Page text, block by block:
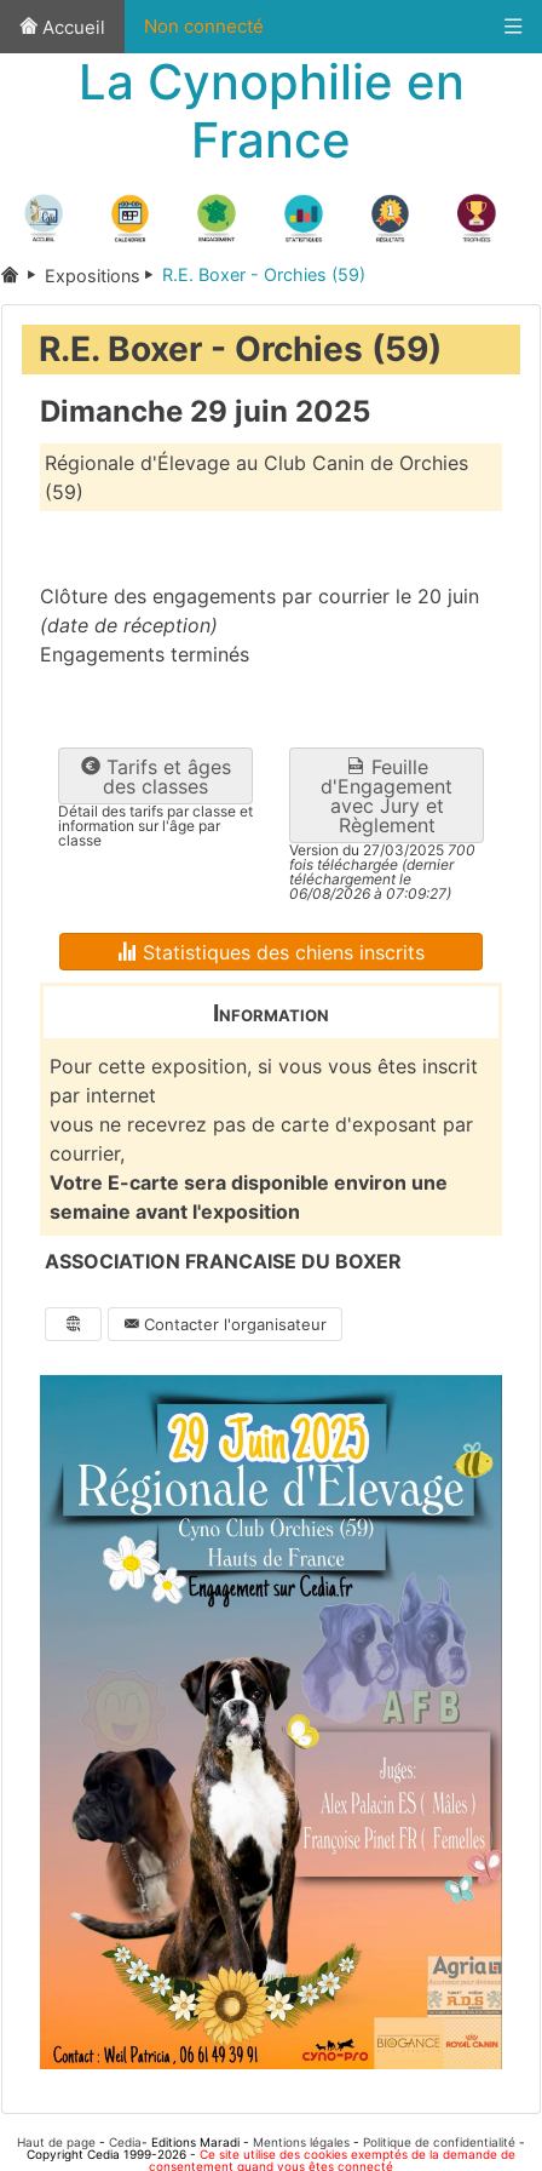
Accueil Non connecté
La Cynophilie en
France
Expositions R.E. Boxer - Orchies (59)
R.E. Boxer - Orchies (59)
Dimanche 29 juin 2025
Régionale d'Élevage au Club Canin de Orchies
(59)
Clôture des engagements par courrier le 20 juin
(date de réception)
Engagements terminés
Tarifs et âges
des classes
Détail des tarifs par classe et
information sur l'âge par
classe
Feuille
d'Engagement
avec Jury et
Règlement
Version du 27/03/2025 700
fois téléchargée (dernier
téléchargement le
06/08/2026 à 07:09:27)
Statistiques des chiens inscrits
Information
Pour cette exposition, si vous vous êtes inscrit
par internet
vous ne recevrez pas de carte d'exposant par
courrier,
Votre E-carte sera disponible environ une
semaine avant l'exposition
ASSOCIATION FRANCAISE DU BOXER
Contacter l'organisateur
Haut de page - Cedia- Editions Maradi - Mentions légales - Politique de confidentialité -
Copyright Cedia 1999-2026 - Ce site utilise des cookies exemptés de la demande de
consentement quand vous êtes connecté